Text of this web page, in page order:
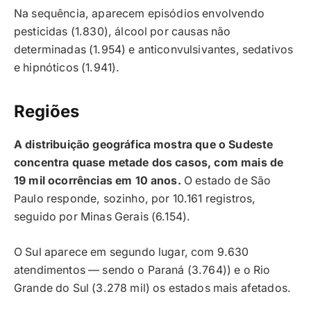
Na sequência, aparecem episódios envolvendo
pesticidas (1.830), álcool por causas não
determinadas (1.954) e anticonvulsivantes, sedativos
e hipnóticos (1.941).
Regiões
A distribuição geográfica mostra que o Sudeste
concentra quase metade dos casos, com mais de
19 mil ocorrências em 10 anos. O estado de São
Paulo responde, sozinho, por 10.161 registros,
seguido por Minas Gerais (6.154).
O Sul aparece em segundo lugar, com 9.630
atendimentos — sendo o Paraná (3.764)) e o Rio
Grande do Sul (3.278 mil) os estados mais afetados.